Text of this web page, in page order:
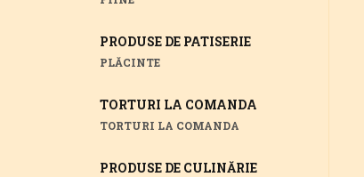
PRODUSE DE PATISERIE
PLĂCINTE
TORTURI LA COMANDA
TORTURI LA COMANDA
PRODUSE DE CULINĂRIE